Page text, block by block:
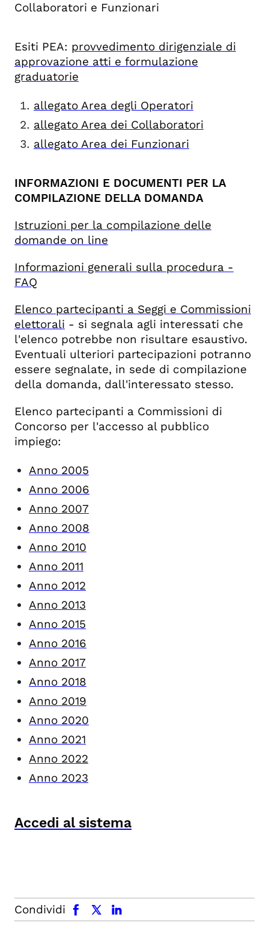
Collaboratori e Funzionari
Esiti PEA: provvedimento dirigenziale di
approvazione atti e formulazione
graduatorie
allegato Area degli Operatori
allegato Area dei Collaboratori
allegato Area dei Funzionari
INFORMAZIONI E DOCUMENTI PER LA
COMPILAZIONE DELLA DOMANDA
Istruzioni per la compilazione delle
domande on line
Informazioni generali sulla procedura -
FAQ
Elenco partecipanti a Seggi e Commissioni
elettorali - si segnala agli interessati che
l'elenco potrebbe non risultare esaustivo.
Eventuali ulteriori partecipazioni potranno
essere segnalate, in sede di compilazione
della domanda, dall'interessato stesso.
Elenco partecipanti a Commissioni di
Concorso per l'accesso al pubblico
impiego:
Anno 2005
Anno 2006
Anno 2007
Anno 2008
Anno 2010
Anno 2011
Anno 2012
Anno 2013
Anno 2015
Anno 2016
Anno 2017
Anno 2018
Anno 2019
Anno 2020
Anno 2021
Anno 2022
Anno 2023
Accedi al sistema
Condividi
facebook x.com linkedin